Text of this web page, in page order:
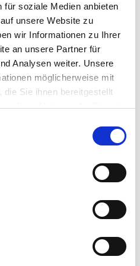
für soziale Medien anbieten
unsere Website zu
wir Informationen zu Ihrer
an unsere Partner für
Analysen weiter. Unsere
möglicherweise mit
Sie ihnen bereitgestellt
Ihrer Nutzung der Dienste
braucht perfekte
bietet ein breites